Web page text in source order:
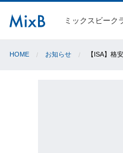
ミックスビーク
HOME お知らせ 【ISA】格